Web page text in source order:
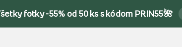
fotky -55% od 50 ks s kódom PRIN55🌺